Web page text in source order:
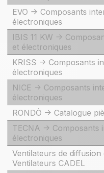
EVO -> Composants
électroniques
IBIS 11 KW ->
et électroniques
KRISS -> Composants
électroniques
NICE -> Composants
électroniques
RONDÒ -> Catalogue
TECNA -> Composants
électroniques
Ventilateurs de
Ventilateurs CADEL